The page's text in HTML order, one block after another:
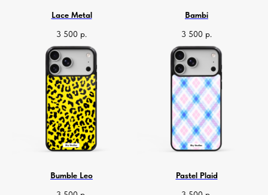
Lace Metal
3 500 р.
Bambi
3 500 р.
Bumble Leo Pastel Plaid